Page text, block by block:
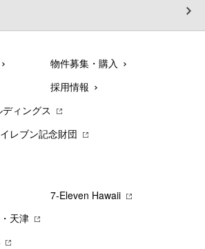
物件募集・購入
採用情報
ィングス
レブン記念財団
7‐Eleven Hawaii
天津